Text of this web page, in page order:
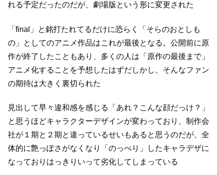
れる予定だったのだが、 劇場版という形に変更された
「final」と銘打たれてるだけに恐らく「そらのおとしも
の」としてのアニメ作品はこれが最後となる。 公開前に原
作が終了したこともあり、多くの人は 「原作の最後まで」
アニメ化することを予想したはずだしかし、そんなファン
の期待は大きく裏切られた
見出して早々違和感を感じる
「あれ？こんな顔だっけ？」
と思うほどキャラクターデザインが変わっており、 制作会
社が１期と２期と違っているせいもあると思うのだが、 全
体的に艶っぽさがなくなり「のっぺり」したキャラデザに
なっており はっきりいって劣化してしまっている